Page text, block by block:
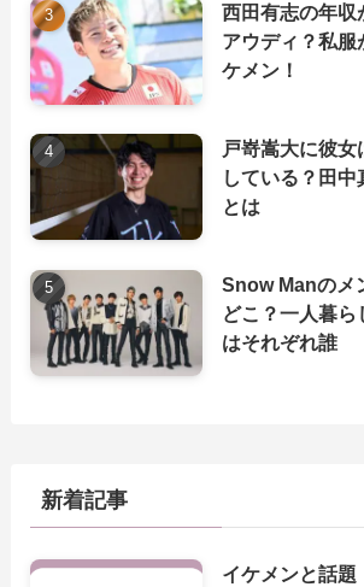
西田有志の年収
アウディ？私服
ケメン！
戸嵜嵩大に彼
している？田
とは
Snow Manのメ
どこ？一人暮ら
はそれぞれ誰
新着記事
イケメンと話題